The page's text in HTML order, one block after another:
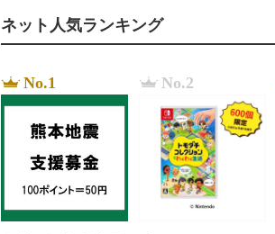
ネット人気ランキング
No.1 No.2